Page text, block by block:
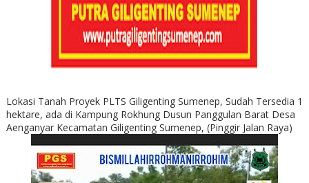
Lokasi Tanah Proyek PLTS Giligenting Sumenep, Sudah Tersedia 1
hektare, ada di Kampung Rokhung Dusun Panggulan Barat Desa
Aenganyar Kecamatan Giligenting Sumenep, (Pinggir Jalan Raya)